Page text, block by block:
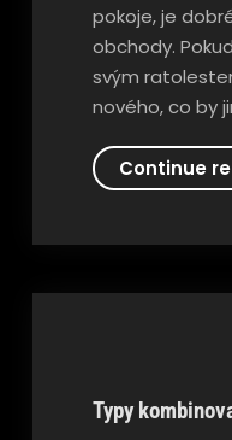
pokoje, je
obchody.
svým
nového, co by
Continue
Typy